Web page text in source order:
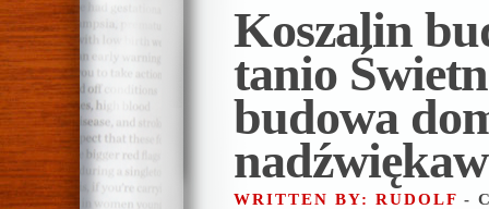
Koszalin
tanio
budowa
WRITTEN BY: RUDOLF -